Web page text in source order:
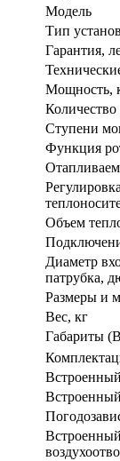
Модель
Тип
Гарантия,
Мощность,
Ступени
Функция
Объем
Диаметр
патрубка,
Размеры и
Вес, кг
Габариты